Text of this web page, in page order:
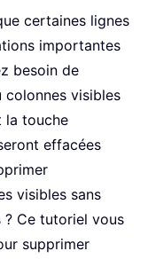
certaines lignes
importantes
besoin de
colonnes visibles
la touche
effacées
visibles sans
? Ce tutoriel vous
supprimer